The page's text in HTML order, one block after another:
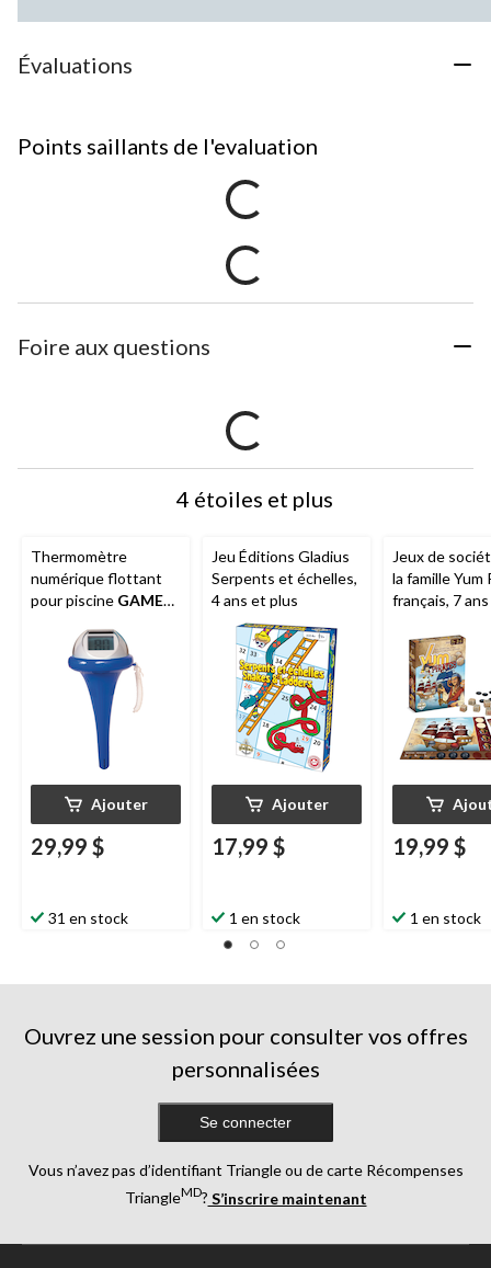
Évaluations
Points saillants de l'evaluation
Foire aux questions
4 étoiles et plus
Thermomètre
numérique flottant
pour piscine GAME
lecture Celsius &
Fahrenheit, bleu
Ajouter
29,99 $
31 en stock
Jeu Éditions Gladius
Serpents et échelles,
4 ans et plus
Ajouter
17,99 $
1 en stock
Jeux de
la famille Yum
français, 7
19,99 $
1 en stock
Ouvrez une session pour consulter vos offres
personnalisées
Se connecter
Vous n’avez pas d’identifiant Triangle ou de carte Récompenses
TriangleMD? S’inscrire maintenant